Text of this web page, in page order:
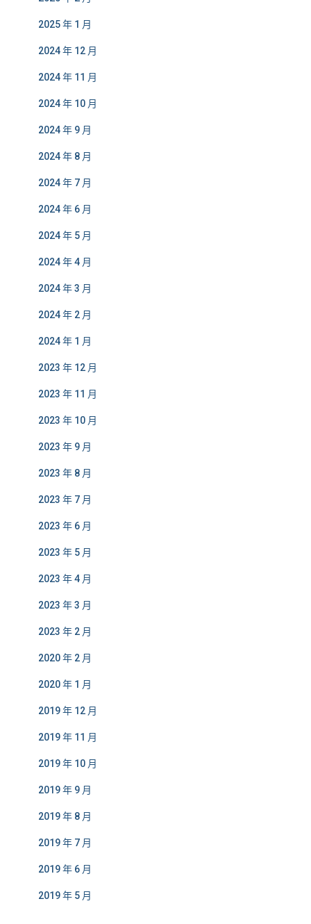
2025 年 1 月
2024 年 12 月
2024 年 11 月
2024 年 10 月
2024 年 9 月
2024 年 8 月
2024 年 7 月
2024 年 6 月
2024 年 5 月
2024 年 4 月
2024 年 3 月
2024 年 2 月
2024 年 1 月
2023 年 12 月
2023 年 11 月
2023 年 10 月
2023 年 9 月
2023 年 8 月
2023 年 7 月
2023 年 6 月
2023 年 5 月
2023 年 4 月
2023 年 3 月
2023 年 2 月
2020 年 2 月
2020 年 1 月
2019 年 12 月
2019 年 11 月
2019 年 10 月
2019 年 9 月
2019 年 8 月
2019 年 7 月
2019 年 6 月
2019 年 5 月